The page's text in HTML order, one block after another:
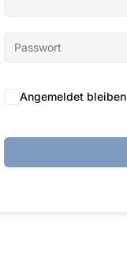
Angemeldet bleiben